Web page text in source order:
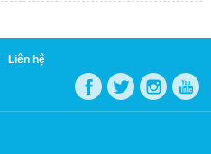
Liên hệ